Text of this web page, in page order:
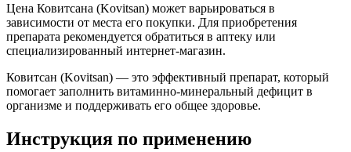
Цена Ковитсана (Kovitsan) может варьироваться в
зависимости от места его покупки. Для приобретения
препарата рекомендуется обратиться в аптеку или
специализированный интернет-магазин.
Ковитсан (Kovitsan) — это эффективный препарат, который
помогает заполнить витаминно-минеральный дефицит в
организме и поддерживать его общее здоровье.
Инструкция по применению